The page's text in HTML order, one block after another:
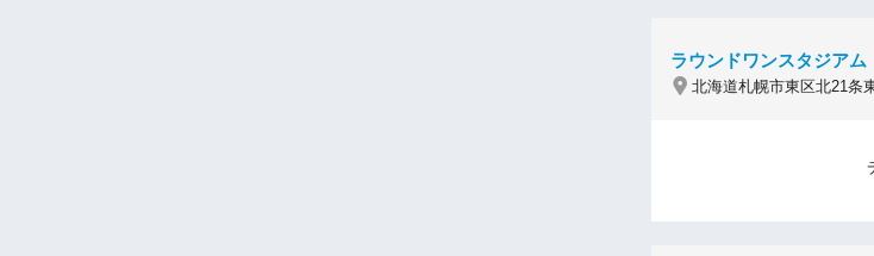
ラウンドワンスタジア
北海道札幌市東区北21条